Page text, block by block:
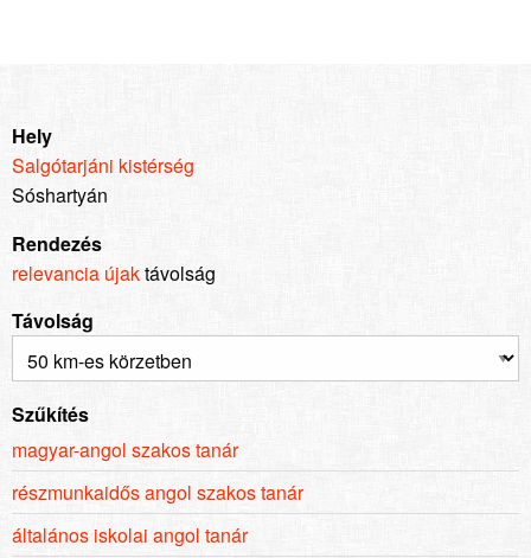
Hely
Salgótarjáni kistérség
Sóshartyán
Rendezés
relevancia újaktávolság
Távolság
Szűkítés
magyar-angol szakos tanár
részmunkaidős angol szakos tanár
általános iskolai angol tanár